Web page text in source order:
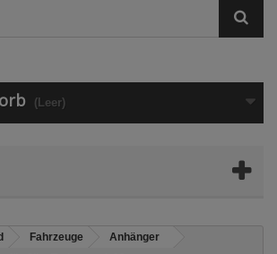
(Leer)
Fahrzeuge
Anhänger